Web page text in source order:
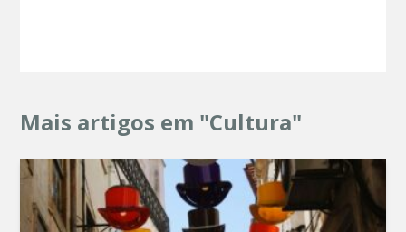
Mais artigos em "Cultura"